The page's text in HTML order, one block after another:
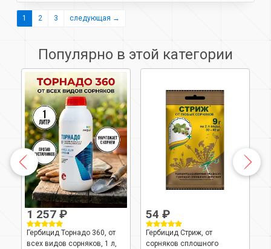
1 2 3 следующая →
Популярно в этой категории
1 257 ₽
Гербицид Торнадо 360, от
всех видов сорняков, 1 л,
54 ₽
Гербицид Стриж, от
сорняков сплошного